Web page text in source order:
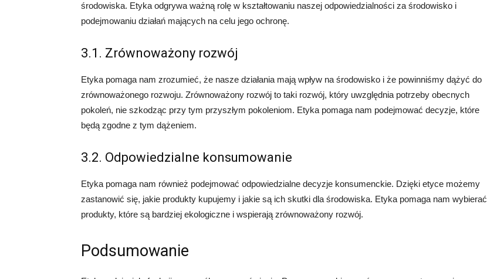
środowiska. Etyka odgrywa ważną rolę w kształtowaniu naszej odpowiedzialności za środowisko i
podejmowaniu działań mających na celu jego ochronę.
3.1. Zrównoważony rozwój
Etyka pomaga nam zrozumieć, że nasze działania mają wpływ na środowisko i że powinniśmy dążyć do
zrównoważonego rozwoju. Zrównoważony rozwój to taki rozwój, który uwzględnia potrzeby obecnych
pokoleń, nie szkodząc przy tym przyszłym pokoleniom. Etyka pomaga nam podejmować decyzje, które
będą zgodne z tym dążeniem.
3.2. Odpowiedzialne konsumowanie
Etyka pomaga nam również podejmować odpowiedzialne decyzje konsumenckie. Dzięki etyce możemy
zastanowić się, jakie produkty kupujemy i jakie są ich skutki dla środowiska. Etyka pomaga nam wybierać
produkty, które są bardziej ekologiczne i wspierają zrównoważony rozwój.
Podsumowanie